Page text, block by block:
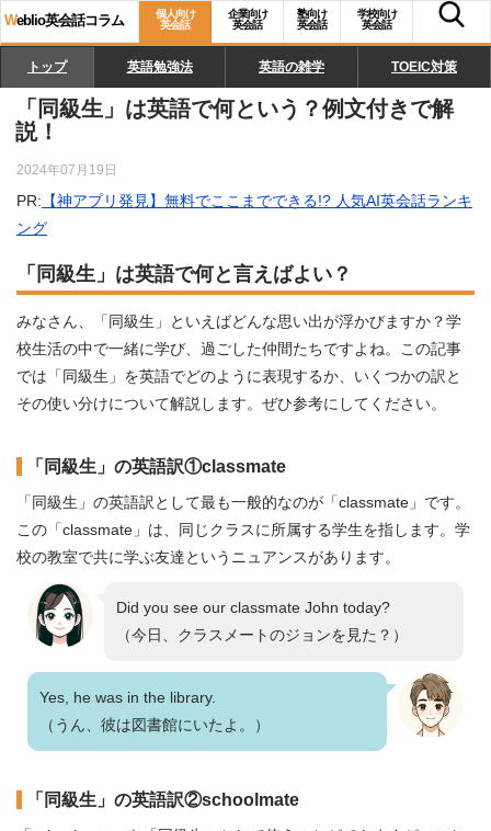
Weblio英会話コラム
個人向け
英会話
企業向け
英会話
塾向け
英会話
学校向け
英会話
トップ 英語勉強法 英語の雑学 TOEIC対策
「同級生」は英語で何という？例文付きで解
説！
2024年07月19日
PR: 【神アプリ発見】無料でここまでできる!? 人気AI英会話ランキ
ング
「同級生」は英語で何と言えばよい？
みなさん、「同級生」といえばどんな思い出が浮かびますか？学
校生活の中で一緒に学び、過ごした仲間たちですよね。この記事
では「同級生」を英語でどのように表現するか、いくつかの訳と
その使い分けについて解説します。ぜひ参考にしてください。
「同級生」の英語訳①classmate
「同級生」の英語訳として最も一般的なのが「classmate」です。
この「classmate」は、同じクラスに所属する学生を指します。学
校の教室で共に学ぶ友達というニュアンスがあります。
Did you see our classmate John today?
（今日、クラスメートのジョンを見た？）
Yes, he was in the library.
（うん、彼は図書館にいたよ。）
「同級生」の英語訳②schoolmate